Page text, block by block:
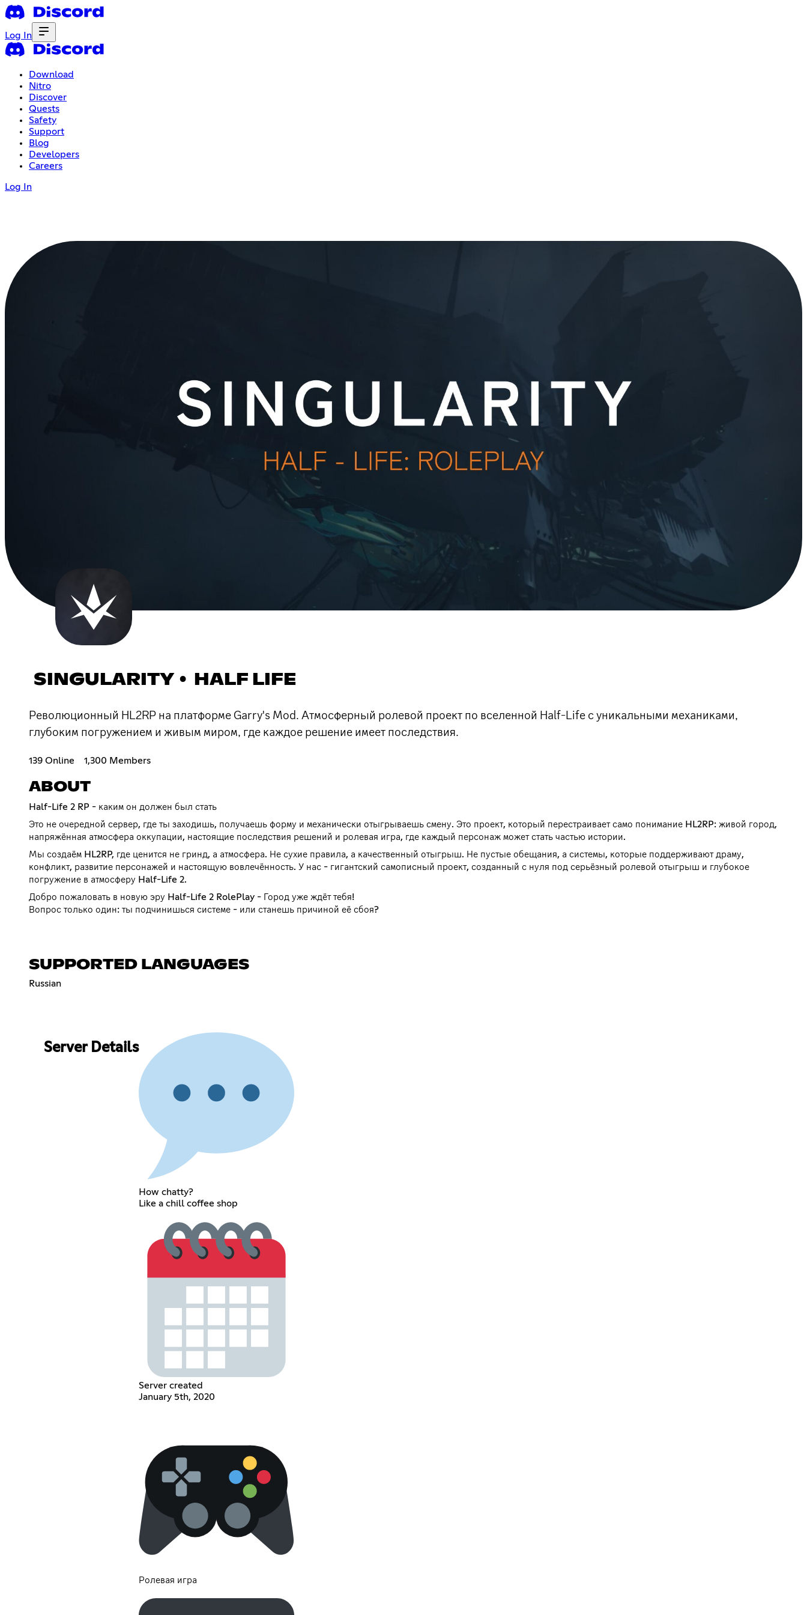
Log In
Download
Nitro
Discover
Quests
Safety
Support
Blog
Developers
Careers
Log In
SINGULARITY • HALF LIFE
Революционный HL2RP на платформе Garry's Mod. Атмосферный ролевой проект по вселенной Half-Life с уникальными механиками,
глубоким погружением и живым миром, где каждое решение имеет последствия.
139 Online 1,300 Members
ABOUT
Half-Life 2 RP - каким он должен был стать
Это не очередной сервер, где ты заходишь, получаешь форму и механически отыгрываешь смену. Это проект, который перестраивает само понимание HL2RP: живой город,
напряжённая атмосфера оккупации, настоящие последствия решений и ролевая игра, где каждый персонаж может стать частью истории.
Мы создаём HL2RP, где ценится не гринд, а атмосфера. Не сухие правила, а качественный отыгрыш. Не пустые обещания, а системы, которые поддерживают драму,
конфликт, развитие персонажей и настоящую вовлечённость. У нас - гигантский самописный проект, созданный с нуля под серьёзный ролевой отыгрыш и глубокое
погружение в атмосферу Half-Life 2.
Добро пожаловать в новую эру Half-Life 2 RolePlay - Город уже ждёт тебя!
Вопрос только один: ты подчинишься системе - или станешь причиной её сбоя?
SUPPORTED LANGUAGES
Russian
Server Details
How chatty?
Like a chill coffee shop
Server created
January 5th, 2020
Ролевая игра